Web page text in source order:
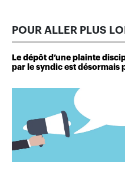
POUR ALLER PLUS
Le dépôt d’une plainte
par le syndic est désormais